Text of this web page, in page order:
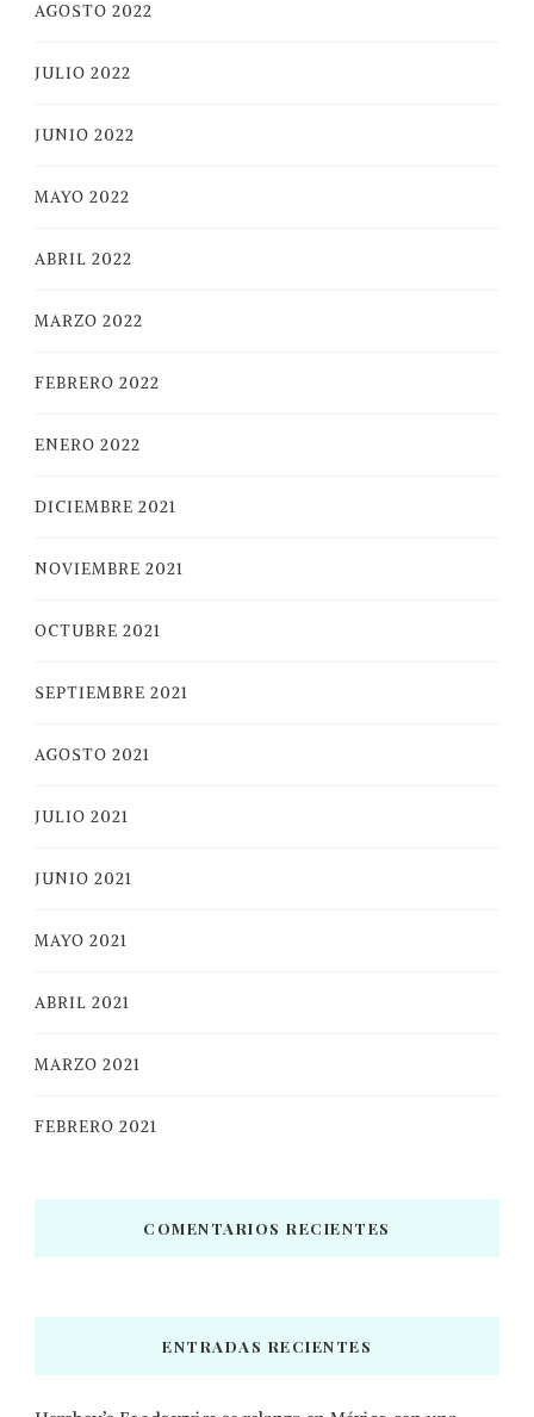
AGOSTO 2022
JULIO 2022
JUNIO 2022
MAYO 2022
ABRIL 2022
MARZO 2022
FEBRERO 2022
ENERO 2022
DICIEMBRE 2021
NOVIEMBRE 2021
OCTUBRE 2021
SEPTIEMBRE 2021
AGOSTO 2021
JULIO 2021
JUNIO 2021
MAYO 2021
ABRIL 2021
MARZO 2021
FEBRERO 2021
COMENTARIOS RECIENTES
ENTRADAS RECIENTES